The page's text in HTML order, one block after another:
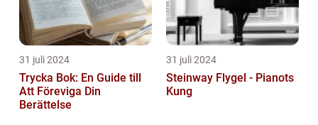
31 juli 2024
Trycka Bok: En Guide till
Att Föreviga Din
Berättelse
31 juli 2024
Steinway Flygel - Pianots
Kung